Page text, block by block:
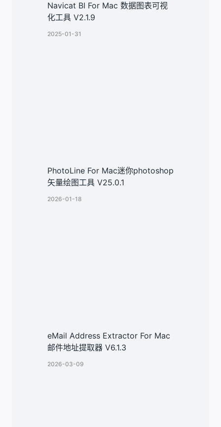
Navicat BI For Mac 数据图表可视
化工具 V2.1.9
2025-01-31
PhotoLine For Mac迷你photoshop
矢量绘图工具 V25.0.1
2026-01-18
eMail Address Extractor For Mac
邮件地址提取器 V6.1.3
2026-03-09